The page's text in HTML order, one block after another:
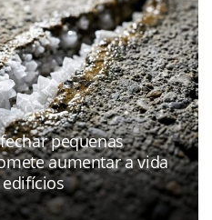
pequenas
aumentar a vida